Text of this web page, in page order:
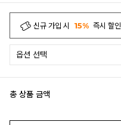
신규 가입 시 15% 즉시 할인
총 상품 금액